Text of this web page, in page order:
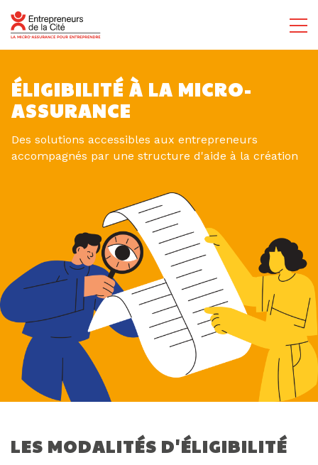
ÉLIGIBILITÉ À LA MICRO-
ASSURANCE
Des solutions accessibles aux entrepreneurs
accompagnés par une structure d'aide à la création
LES MODALITÉS D'ÉLIGIBILITÉ